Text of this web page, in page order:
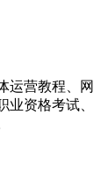
运营教程、网
资格考试、